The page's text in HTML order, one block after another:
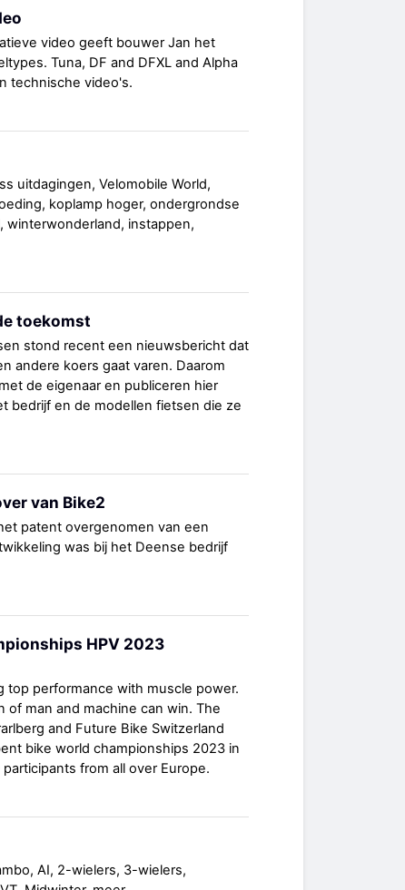
video geeft bouwer Jan het
Tuna, DF and DFXL and Alpha
technische video's.
uitdagingen, Velomobile World,
koplamp hoger, ondergrondse
winterwonderland, instappen,
toekomst
stond recent een nieuwsbericht dat
andere koers gaat varen. Daarom
de eigenaar en publiceren hier
bedrijf en de modellen fietsen die ze
van Bike2
patent overgenomen van een
was bij het Deense bedrijf
HPV 2023
top performance with muscle power.
of man and machine can win. The
and Future Bike Switzerland
bike world championships 2023 in
from all over Europe.
AI, 2-wielers, 3-wielers,